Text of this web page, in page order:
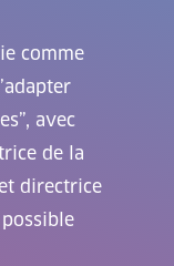
comme
avec
de la
directrice